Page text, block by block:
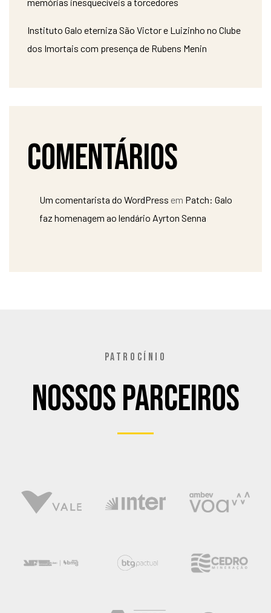
Instituto Galo eterniza São Victor e Luizinho no Clube
dos Imortais com presença de Rubens Menin
Comentários
Um comentarista do WordPress em Patch: Galo
faz homenagem ao lendário Ayrton Senna
PATROCÍNIO
Nossos Parceiros